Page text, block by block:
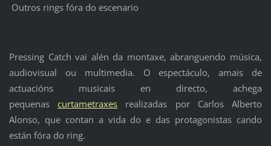
Outros rings fóra do escenario
Pressing Catch vai alén da montaxe, abranguendo música,
audiovisual ou multimedia. O espectáculo, amais de
actuacións musicais en directo, achega
pequenascurtametraxes realizadas por Carlos Alberto
Alonso, que contan a vida do e das protagonistas cando
están fóra do ring.